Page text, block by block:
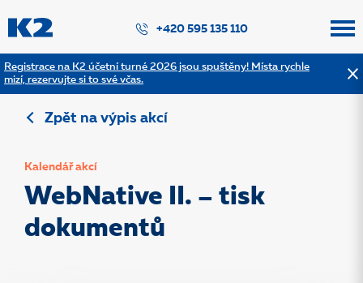
Registrace na K2 účetní turné 2026 jsou spuštěny! Místa rychle
mizí, rezervujte si to své včas.
+420 595 135 110
Zpět na výpis akcí
Kalendář akcí
WebNative II. – tisk
dokumentů